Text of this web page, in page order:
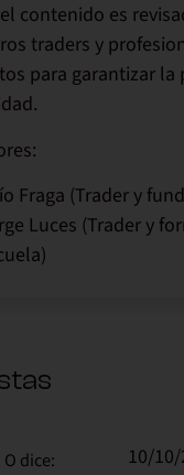
contenido es
traders y
para garantizar la
Fraga (Trader y
Luces (Trader y
dice: 10/